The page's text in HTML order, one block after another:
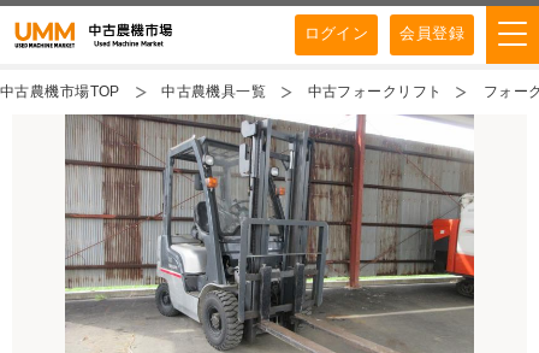
ログイン 会員登録
中古農機市場TOP 中古農機具一覧 中古フォークリフト フォー